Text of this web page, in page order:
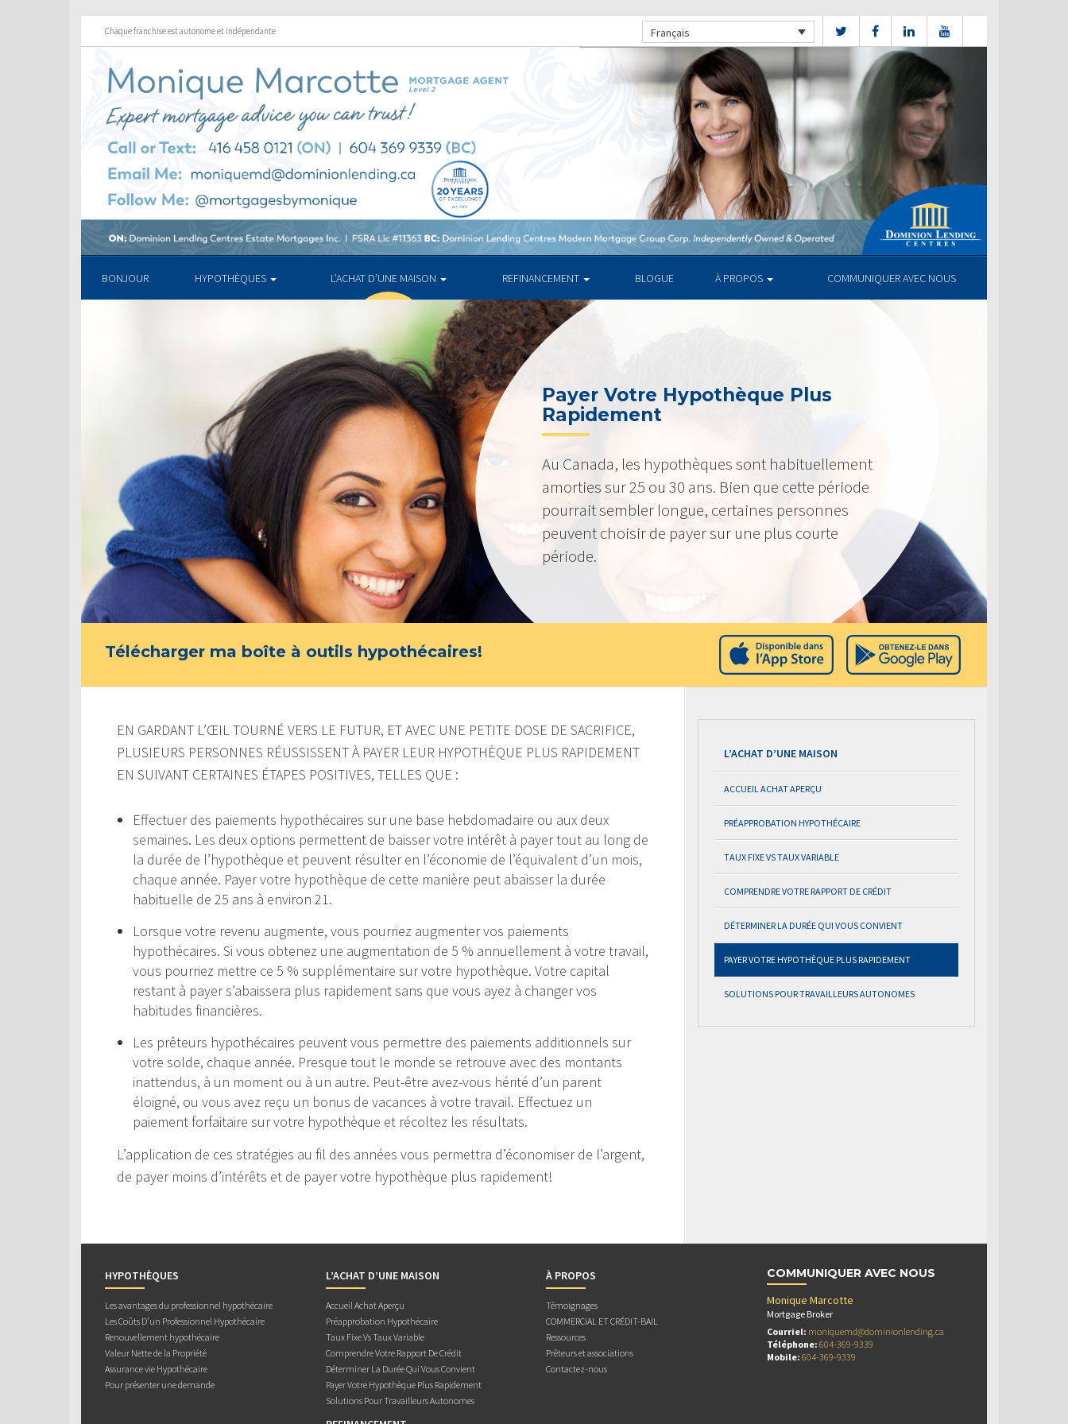
Chaque franchise est autonome et indépendante Français
BONJOUR HYPOTHÈQUES L’ACHAT D’UNE MAISON REFINANCEMENT BLOGUE À PROPOS COMMUNIQUER AVEC NOUS
Payer Votre Hypothèque Plus
Rapidement
Au Canada, les hypothèques sont habituellement
amorties sur 25 ou 30 ans. Bien que cette période
pourrait sembler longue, certaines personnes
peuvent choisir de payer sur une plus courte
période.
Télécharger ma boîte à outils hypothécaires!
EN GARDANT L’ŒIL TOURNÉ VERS LE FUTUR, ET AVEC UNE PETITE DOSE DE SACRIFICE,
PLUSIEURS PERSONNES RÉUSSISSENT À PAYER LEUR HYPOTHÈQUE PLUS RAPIDEMENT
EN SUIVANT CERTAINES ÉTAPES POSITIVES, TELLES QUE :
Effectuer des paiements hypothécaires sur une base hebdomadaire ou aux deux
semaines. Les deux options permettent de baisser votre intérêt à payer tout au long de
la durée de l’hypothèque et peuvent résulter en l’économie de l’équivalent d’un mois,
chaque année. Payer votre hypothèque de cette manière peut abaisser la durée
habituelle de 25 ans à environ 21.
Lorsque votre revenu augmente, vous pourriez augmenter vos paiements
hypothécaires. Si vous obtenez une augmentation de 5 % annuellement à votre travail,
vous pourriez mettre ce 5 % supplémentaire sur votre hypothèque. Votre capital
restant à payer s’abaissera plus rapidement sans que vous ayez à changer vos
habitudes financières.
Les prêteurs hypothécaires peuvent vous permettre des paiements additionnels sur
votre solde, chaque année. Presque tout le monde se retrouve avec des montants
inattendus, à un moment ou à un autre. Peut-être avez-vous hérité d’un parent
éloigné, ou vous avez reçu un bonus de vacances à votre travail. Effectuez un
paiement forfaitaire sur votre hypothèque et récoltez les résultats.
L’application de ces stratégies au fil des années vous permettra d’économiser de l’argent,
de payer moins d’intérêts et de payer votre hypothèque plus rapidement!
L’ACHAT D’UNE MAISON
ACCUEIL ACHAT APERÇU
PRÉAPPROBATION HYPOTHÉCAIRE
TAUX FIXE VS TAUX VARIABLE
COMPRENDRE VOTRE RAPPORT DE CRÉDIT
DÉTERMINER LA DURÉE QUI VOUS CONVIENT
PAYER VOTRE HYPOTHÈQUE PLUS RAPIDEMENT
SOLUTIONS POUR TRAVAILLEURS AUTONOMES
HYPOTHÈQUES
Les avantages du professionnel hypothécaire
Les Coûts D’un Professionnel Hypothécaire
Renouvellement hypothécaire
Valeur Nette de la Propriété
Assurance vie Hypothécaire
Pour présenter une demande
L’ACHAT D’UNE MAISON
Accueil Achat Aperçu
Préapprobation Hypothécaire
Taux Fixe Vs Taux Variable
Comprendre Votre Rapport De Crédit
Déterminer La Durée Qui Vous Convient
Payer Votre Hypothèque Plus Rapidement
Solutions Pour Travailleurs Autonomes
À PROPOS
Témoignages
COMMERCIAL ET CRÉDIT-BAIL
Ressources
Prêteurs et associations
Contactez-nous
COMMUNIQUER AVEC NOUS
Monique Marcotte
Mortgage Broker
Courriel: moniquemd@dominionlending.ca
Téléphone: 604-369-9339
Mobile: 604-369-9339